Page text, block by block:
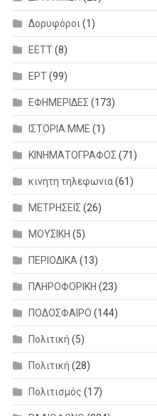
Δορυφόροι (1)
ΕΕΤΤ(8)
ΕΡΤ(99)
ΕΦΗΜΕΡΙΔΕΣ (173)
ΙΣΤΟΡΙΑ ΜΜΕ (1)
ΚΙΝΗΜΑΤΟΓΡΑΦΟΣ (71)
κινητη τηλεφωνια(61)
ΜΕΤΡΗΣΕΙΣ (26)
ΜΟΥΣΙΚΗ (5)
ΠΕΡΙΟΔΙΚΑ (13)
ΠΛΗΡΟΦΟΡΙΚΗ (23)
ΠΟΔΟΣΦΑΙΡΟ (144)
Πολιτική (5)
Πολιτική (28)
Πολιτισμός (17)